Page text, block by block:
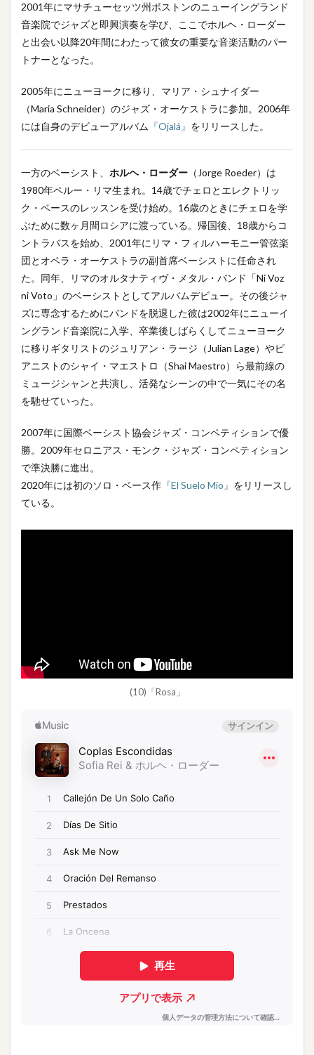
2001年にマサチューセッツ州ボストンのニューイングランド
音楽院でジャズと即興演奏を学び、ここでホルヘ・ローダー
と出会い以降20年間にわたって彼女の重要な音楽活動のパー
トナーとなった。
2005年にニューヨークに移り、マリア・シュナイダー
（Maria Schneider）のジャズ・オーケストラに参加。2006年
には自身のデビューアルバム 『Ojalá』 をリリースした。
一方のベーシスト、 ホルヘ・ローダー （Jorge Roeder）は
1980年ペルー・リマ生まれ。14歳でチェロとエレクトリッ
ク・ベースのレッスンを受け始め。16歳のときにチェロを学
ぶために数ヶ月間ロシアに渡っている。帰国後、18歳からコ
ントラバスを始め、2001年にリマ・フィルハーモニー管弦楽
団とオペラ・オーケストラの副首席ベーシストに任命され
た。同年、リマのオルタナティヴ・メタル・バンド「Ni Voz
ni Voto」のベーシストとしてアルバムデビュー。その後ジャ
ズに専念するためにバンドを脱退した彼は2002年にニューイ
ングランド音楽院に入学、卒業後しばらくしてニューヨーク
に移りギタリストのジュリアン・ラージ（Julian Lage）やピ
アニストのシャイ・マエストロ（Shai Maestro）ら最前線の
ミュージシャンと共演し、活発なシーンの中で一気にその名
を馳せていった。
2007年に国際ベーシスト協会ジャズ・コンペティションで優
勝。2009年セロニアス・モンク・ジャズ・コンペティション
で準決勝に進出。
2020年には初のソロ・ベース作 『El Suelo Mío』 をリリースし
ている。
(10)「Rosa」